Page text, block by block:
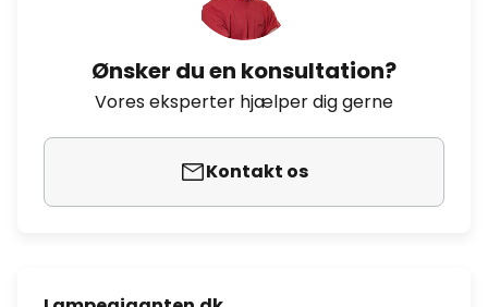
Ønsker du en konsultation?
Vores eksperter hjælper dig gerne
Kontakt os